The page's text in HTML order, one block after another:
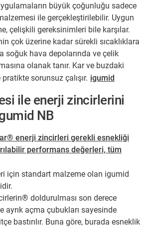
büyük çoğunluğu sadece
ile gerçekleştirilebilir. Uygun
çelişkili gereksinimleri bile karşılar.
çok üzerine kadar sürekli sıcaklıklara
soğuk hava depolarında ve çelik
olanak tanır. Kar ve buzdaki
sorunsuz çalışır. igumid
ile enerji zincirlerini
NB
enerji zincirleri gerekli esnekliği
performans değerleri, tüm
için standart malzeme olan igumid
doldurulması son derece
ayrık açma çubukları sayesinde
bastırılır. Buna göre, burada esneklik